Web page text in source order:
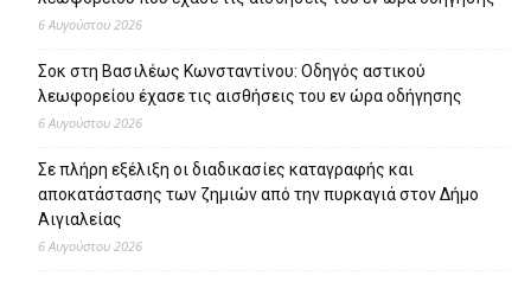
6 Αυγούστου 2026
Σοκ στη Βασιλέως Κωνσταντίνου: Οδηγός αστικού
λεωφορείου έχασε τις αισθήσεις του εν ώρα οδήγησης
6 Αυγούστου 2026
Σε πλήρη εξέλιξη οι διαδικασίες καταγραφής και
αποκατάστασης των ζημιών από την πυρκαγιά στον Δήμο
Αιγιαλείας
6 Αυγούστου 2026